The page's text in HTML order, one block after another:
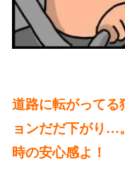
道路に転がってる
ョンだだ下がり…
時の安心感よ！